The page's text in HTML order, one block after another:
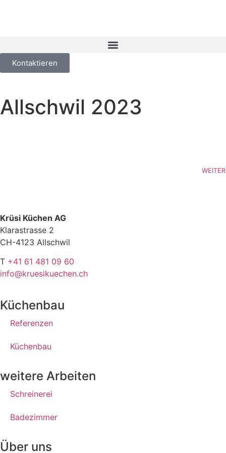
Kontaktieren
Allschwil 2023
WEITER
Krüsi Küchen AG
Klarastrasse 2
CH-4123 Allschwil
T +41 61 481 09 60
info@kruesikuechen.ch
Küchenbau
Referenzen
Küchenbau
weitere Arbeiten
Schreinerei
Badezimmer
Über uns